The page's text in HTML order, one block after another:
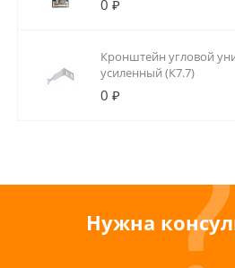
0 ₽
Кронштейн угловой
усиленный (К7.7)
0 ₽
Нужна